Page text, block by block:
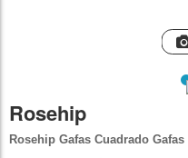
Rosehip
Rosehip Gafas Cuadrado